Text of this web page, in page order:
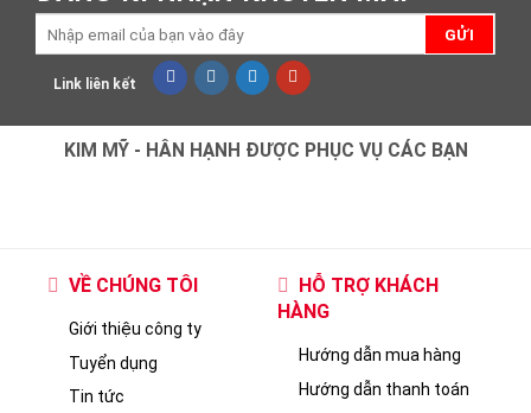
Quạt Xe Đẩy DFM - 3076
Liên hệ
Quạt Xe Đẩy DFM - 2460
Liên hệ
Link liên kết
KIM MỸ - HÂN HẠNH ĐƯỢC PHỤC VỤ CÁC BẠN